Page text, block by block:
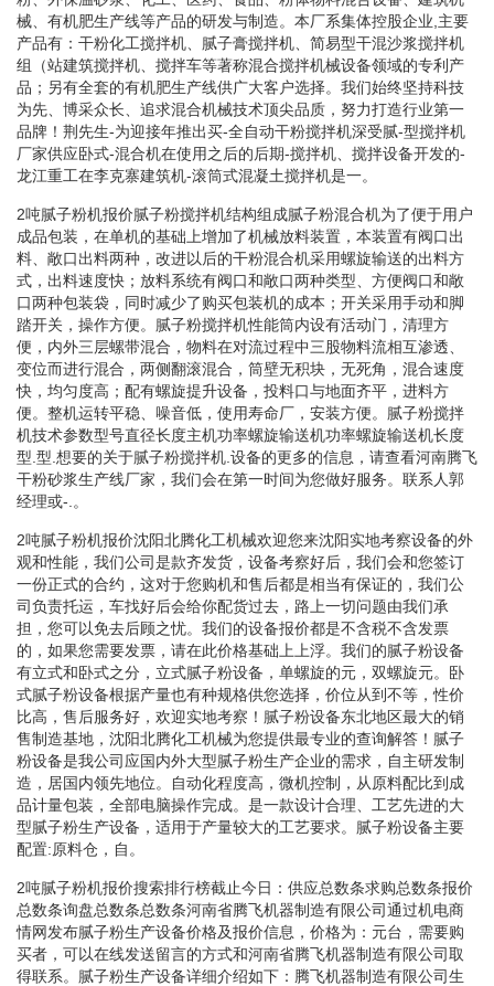
械、有机肥生产线等产品的研发与制造。本厂系集体控股企业,主要
产品有：干粉化工搅拌机、腻子膏搅拌机、简易型干混沙浆搅拌机
组（站建筑搅拌机、搅拌车等著称混合搅拌机械设备领域的专利产
品；另有全套的有机肥生产线供广大客户选择。我们始终坚持科技
为先、博采众长、追求混合机械技术顶尖品质，努力打造行业第一
品牌！荆先生-为迎接年推出买-全自动干粉搅拌机深受腻-型搅拌机
厂家供应卧式-混合机在使用之后的后期-搅拌机、搅拌设备开发的-
龙江重工在李克寨建筑机-滚筒式混凝土搅拌机是一。
2吨腻子粉机报价腻子粉搅拌机结构组成腻子粉混合机为了便于用户
成品包装，在单机的基础上增加了机械放料装置，本装置有阀口出
料、敞口出料两种，改进以后的干粉混合机采用螺旋输送的出料方
式，出料速度快；放料系统有阀口和敞口两种类型、方便阀口和敞
口两种包装袋，同时减少了购买包装机的成本；开关采用手动和脚
踏开关，操作方便。腻子粉搅拌机性能筒内设有活动门，清理方
便，内外三层螺带混合，物料在对流过程中三股物料流相互渗透、
变位而进行混合，两侧翻滚混合，筒壁无积块，无死角，混合速度
快，均匀度高；配有螺旋提升设备，投料口与地面齐平，进料方
便。整机运转平稳、噪音低，使用寿命厂，安装方便。腻子粉搅拌
机技术参数型号直径长度主机功率螺旋输送机功率螺旋输送机长度
型.型.想要的关于腻子粉搅拌机.设备的更多的信息，请查看河南腾飞
干粉砂浆生产线厂家，我们会在第一时间为您做好服务。联系人郭
经理或-.。
2吨腻子粉机报价沈阳北腾化工机械欢迎您来沈阳实地考察设备的外
观和性能，我们公司是款齐发货，设备考察好后，我们会和您签订
一份正式的合约，这对于您购机和售后都是相当有保证的，我们公
司负责托运，车找好后会给你配货过去，路上一切问题由我们承
担，您可以免去后顾之忧。我们的设备报价都是不含税不含发票
的，如果您需要发票，请在此价格基础上上浮。我们的腻子粉设备
有立式和卧式之分，立式腻子粉设备，单螺旋的元，双螺旋元。卧
式腻子粉设备根据产量也有种规格供您选择，价位从到不等，性价
比高，售后服务好，欢迎实地考察！腻子粉设备东北地区最大的销
售制造基地，沈阳北腾化工机械为您提供最专业的查询解答！腻子
粉设备是我公司应国内外大型腻子粉生产企业的需求，自主研发制
造，居国内领先地位。自动化程度高，微机控制，从原料配比到成
品计量包装，全部电脑操作完成。是一款设计合理、工艺先进的大
型腻子粉生产设备，适用于产量较大的工艺要求。腻子粉设备主要
配置:原料仓，自。
2吨腻子粉机报价搜索排行榜截止今日：供应总数条求购总数条报价
总数条询盘总数条总数条河南省腾飞机器制造有限公司通过机电商
情网发布腻子粉生产设备价格及报价信息，价格为：元台，需要购
买者，可以在线发送留言的方式和河南省腾飞机器制造有限公司取
得联系。腻子粉生产设备详细介绍如下：腾飞机器制造有限公司生